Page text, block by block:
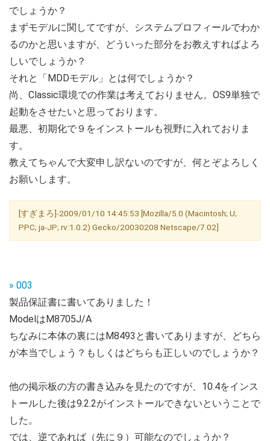
でしょうか？
まずモデルに関してですが、システムプロフィールでわか
るのかと思いますが、どういった部分をお教えすればよろ
しいでしょうか？
それと「MDDモデル」とは何でしょうか？
尚、Classic環境での作業は考えておりません。OS9単独で
起動をさせたいと思っております。
最悪、初期化で９をインストールも視野に入れておりま
す。
教えてちゃんで大変申し訳ないのですが、何とぞよろしく
お願いします。
[すぎまろ]-2009/01/10 14:45:53 [Mozilla/5.0 (Macintosh; U;
PPC; ja-JP; rv:1.0.2) Gecko/20030208 Netscape/7.02]
» 003
製品保証書に書いてありました！
ModelはM8705J/A
ちなみに本体の裏にはM8493と書いてありますが、どちら
が本当でしょう？もしくはどちらも正しいのでしょうか？
他の掲示板の方の書き込みを見たのですが、10.4をインス
トールした後は9.2.2がインストールできないということで
した。
では、逆であれば（先に９）可能なのでしょうか？